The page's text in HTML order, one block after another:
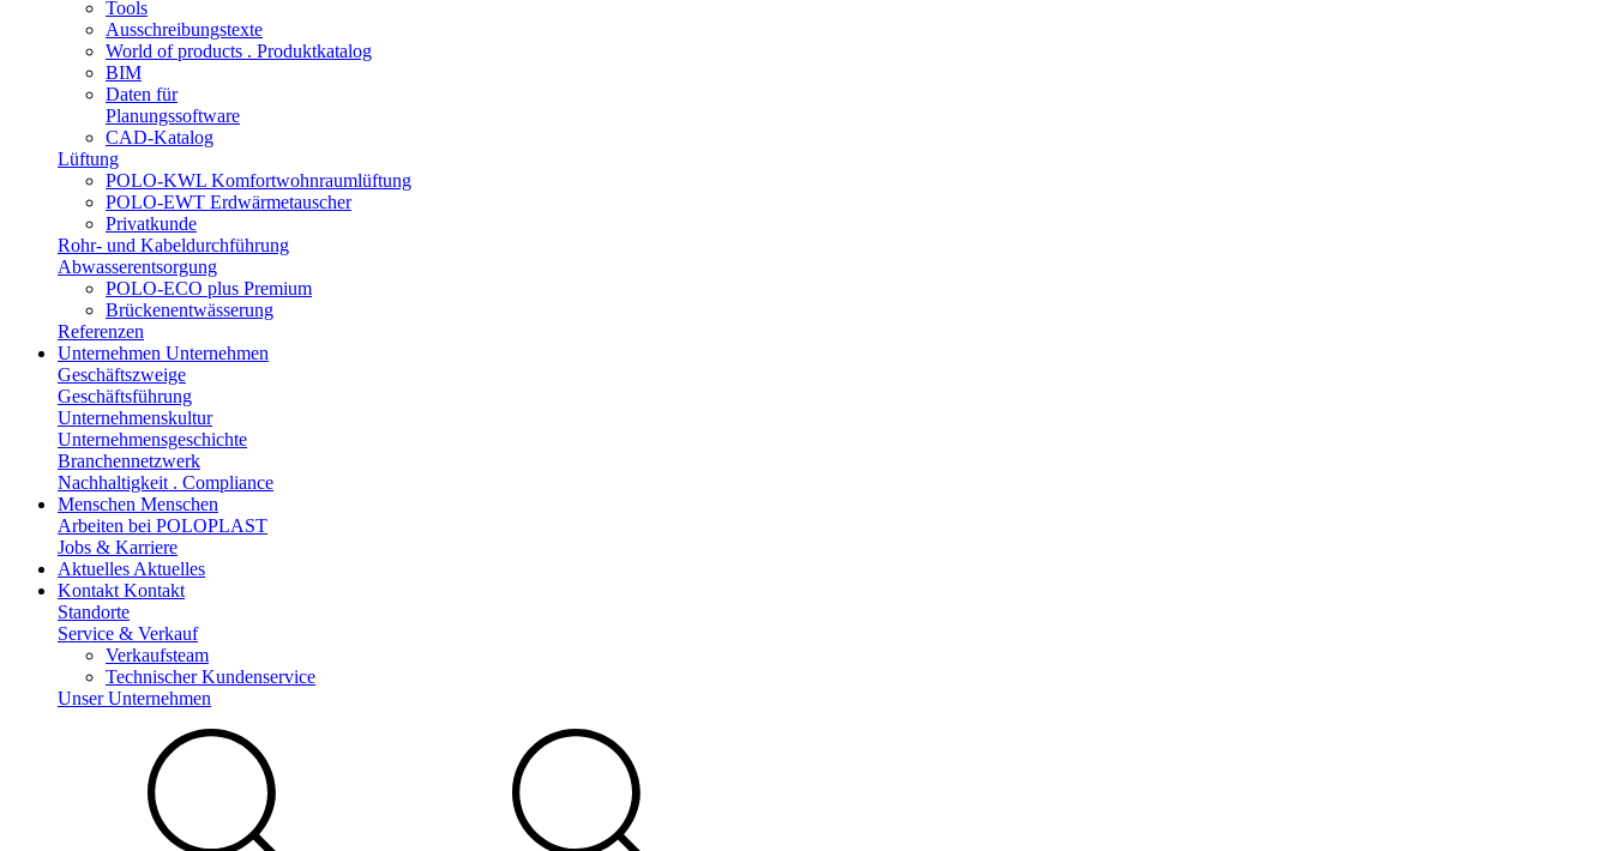
Tools
Ausschreibungstexte
World of products . Produktkatalog
BIM
Daten für
Planungssoftware
CAD-Katalog
Lüftung
POLO-KWL Komfortwohnraumlüftung
POLO-EWT Erdwärmetauscher
Privatkunde
Rohr- und Kabeldurchführung
Abwasserentsorgung
POLO-ECO plus Premium
Brückenentwässerung
Referenzen
Unternehmen Unternehmen
Geschäftszweige
Geschäftsführung
Unternehmenskultur
Unternehmensgeschichte
Branchennetzwerk
Nachhaltigkeit . Compliance
Menschen Menschen
Arbeiten bei POLOPLAST
Jobs & Karriere
Aktuelles Aktuelles
Kontakt Kontakt
Standorte
Service & Verkauf
Verkaufsteam
Technischer Kundenservice
Unser Unternehmen